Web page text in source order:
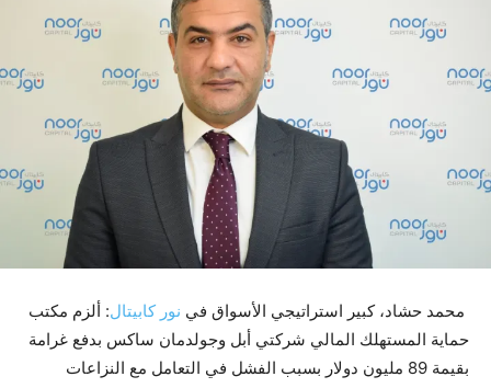
محمد حشاد، كبير استراتيجي الأسواق في نور كابيتال: ألزم مكتب
حماية المستهلك المالي شركتي أبل وجولدمان ساكس بدفع غرامة
بقيمة 89 مليون دولار بسبب الفشل في التعامل مع النزاعات